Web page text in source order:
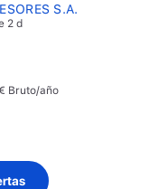
S.A.
2 d
Bruto/año